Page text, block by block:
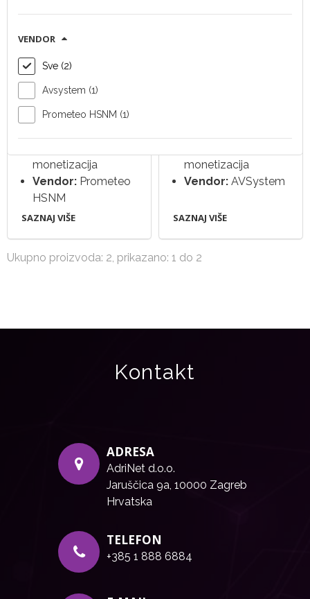
VENDOR
Sve (2)
Avsystem (1)
Prometeo HSNM (1)
Upravljanje
pristupom i
monetizacija
HSNM
Tip uređaja:
monetizacija
Vendor: Prometeo
HSNM
SAZNAJ VIŠE
monetizacija
Vendor: AVSystem
SAZNAJ VIŠE
Ukupno proizvoda: 2, prikazano: 1 do 2
Kontakt
ADRESA
AdriNet d.o.o.
Jaruščica 9a, 10000 Zagreb
Hrvatska
TELEFON
+385 1 888 6884